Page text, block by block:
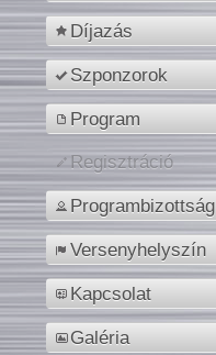
Díjazás
Szponzorok
Program
Regisztráció
Programbizottság
Versenyhelyszín
Kapcsolat
Galéria